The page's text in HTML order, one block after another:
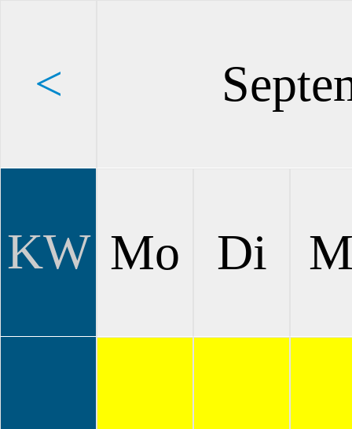
<
KW Mo Di